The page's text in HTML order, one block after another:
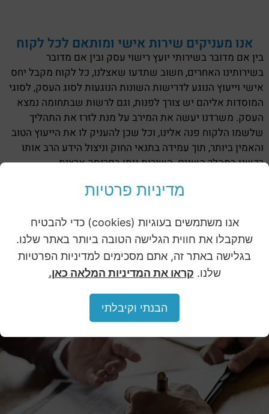
מדיניות פרטיות
אנו משתמשים בעוגיות (cookies) כדי להבטיח
שתקבלו את חווית הגלישה הטובה ביותר באתר שלנו.
בגלישה באתר זה, אתם מסכימים למדיניות הפרטיות
שלנו. קראו את המדיניות המלאה כאן.
הבנתי וקיבלתי
אנו מעניקים שירות אישי ומותאם לכל לקוח
בין אם מדובר בשירותי יועץ רישוי עסק ובין אם מדובר
בשירותינו האחרים, חשוב שתדעו שאצלנו, כל לקוח מקבל יחס
אישי וייעוץ הנוגע לדרישות השונות הנוגעות לסוג העסק, לסוגי
המוסדות אליהם יש צורך לפנות, וגם לרשות שבתחומה נמצא
העסק. משרדנו יעשה את המירב על מנת לזרז את התהליך
שלשמו הלקוח פנה אלינו, וכל שכן להעניק לו את הייעוץ הטוב
והאמין ביותר, תוך עמידה בתנאי החוק וניצול הידע הרב אותו
רכשנו במהלך השנים. השירות ניתן בפריסה ארצית.
לפרטים נוספים ומידע, תוכלוליצור קשר